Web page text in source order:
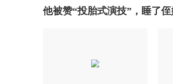
他被赞“投胎式演技”，睡了